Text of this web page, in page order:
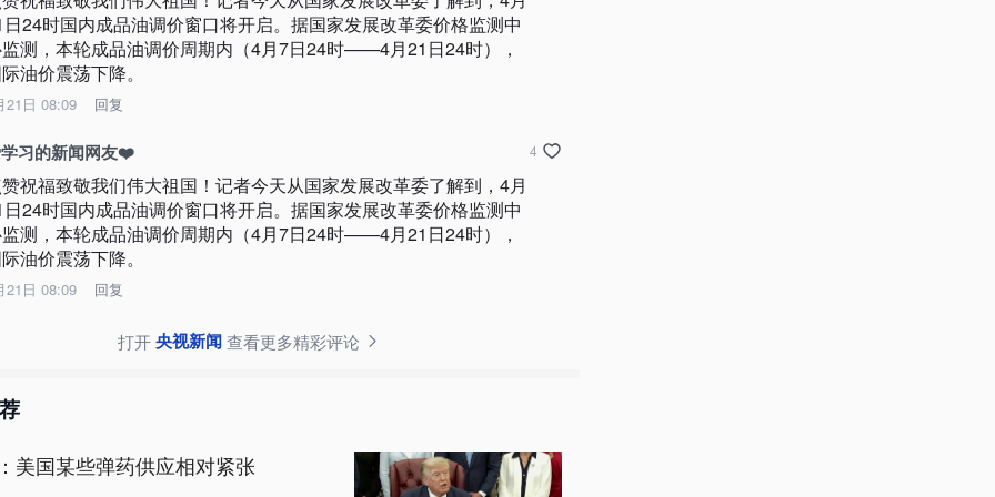
24时国内成品油调价窗口将开启。据国家发展改革委价格监测中
测，本轮成品油调价周期内（4月7日24时——4月21日24时），
油价震荡下降。
21日 08:09 回复
习的新闻网友❤️
祝福致敬我们伟大祖国！记者今天从国家发展改革委了解到，4月
24时国内成品油调价窗口将开启。据国家发展改革委价格监测中
测，本轮成品油调价周期内（4月7日24时——4月21日24时），
油价震荡下降。
21日 08:09 回复
4
打开央视新闻查看更多精彩评论
美国某些弹药供应相对紧张